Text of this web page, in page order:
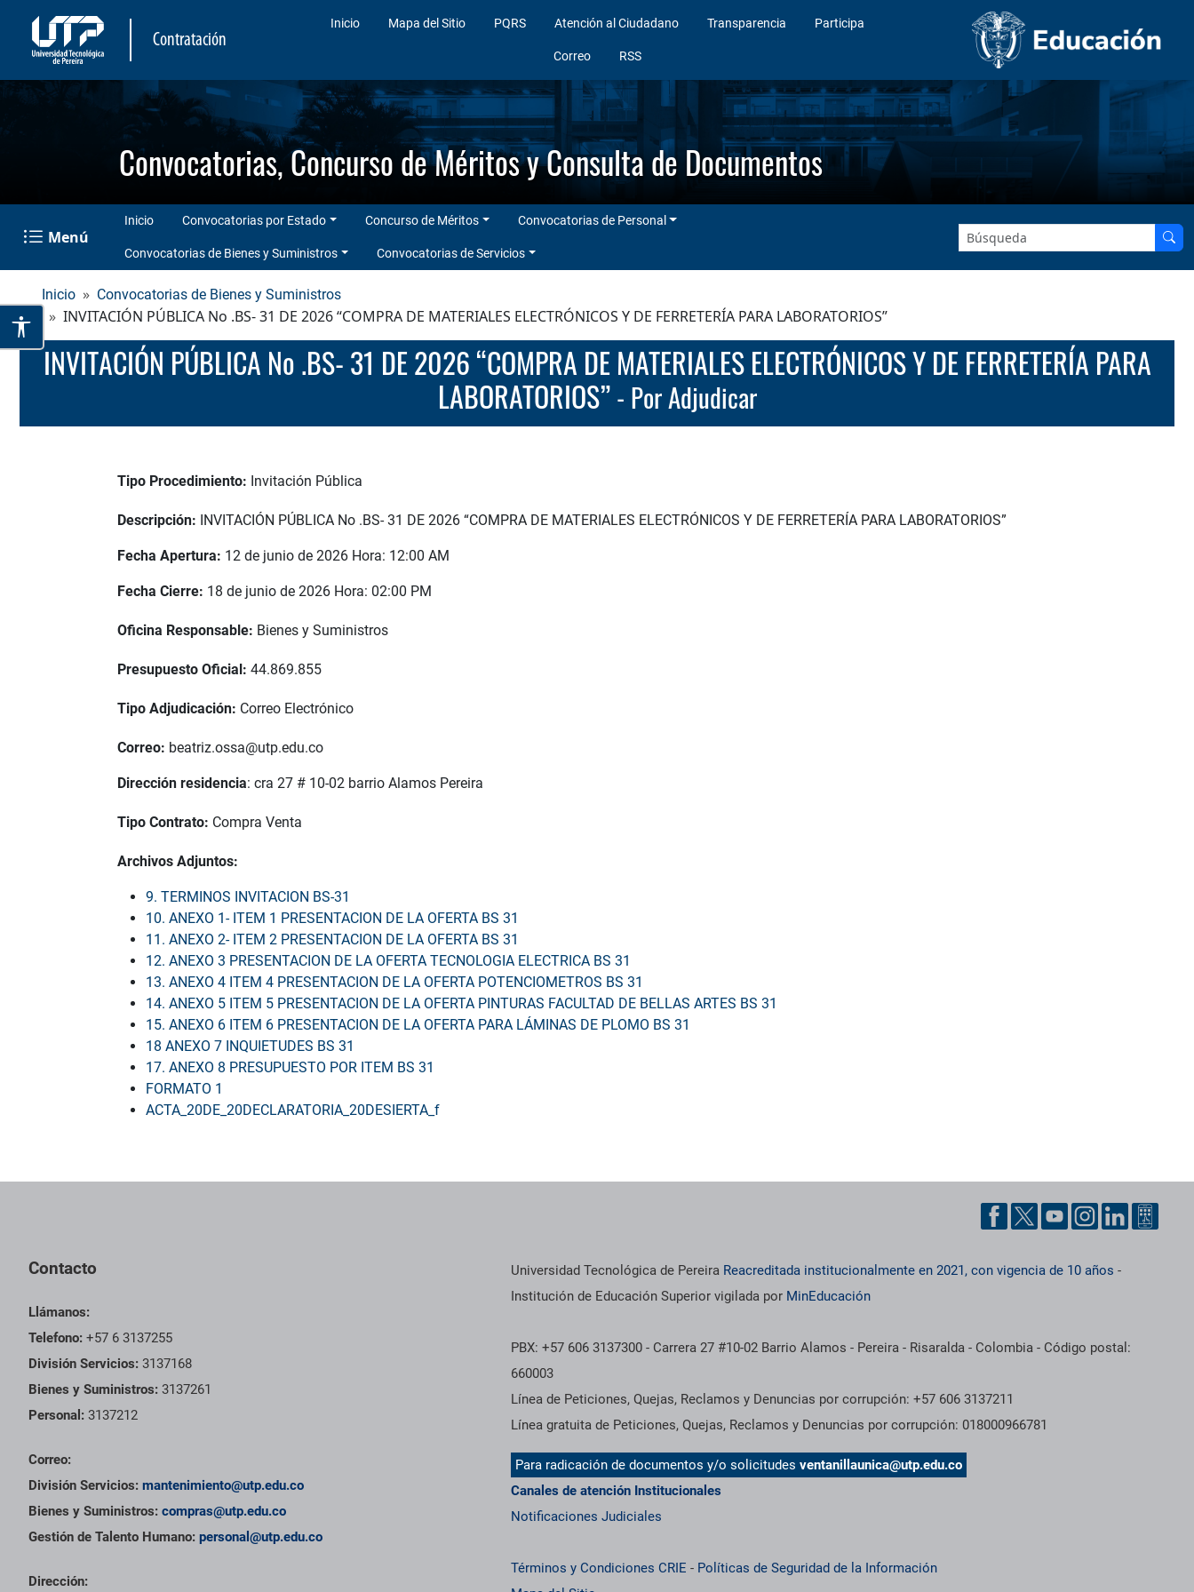
Contratación
Inicio Mapa del Sitio PQRS Atención al Ciudadano Transparencia Participa
Correo RSS
Convocatorias, Concurso de Méritos y Consulta de Documentos
Menú de navegación institucional
Menú
Inicio Convocatorias por Estado Concurso de Méritos Convocatorias de Personal
Convocatorias de Bienes y Suministros Convocatorias de Servicios
Buscar en el sitio:
Inicio Convocatorias de Bienes y Suministros
INVITACIÓN PÚBLICA No .BS- 31 DE 2026 “COMPRA DE MATERIALES ELECTRÓNICOS Y DE FERRETERÍA PARA LABORATORIOS”
INVITACIÓN PÚBLICA No .BS- 31 DE 2026 “COMPRA DE MATERIALES ELECTRÓNICOS Y DE FERRETERÍA PARA
LABORATORIOS”- Por Adjudicar
Tipo Procedimiento: Invitación Pública
Descripción: INVITACIÓN PÚBLICA No .BS- 31 DE 2026 “COMPRA DE MATERIALES ELECTRÓNICOS Y DE FERRETERÍA PARA LABORATORIOS”
Fecha Apertura: 12 de junio de 2026 Hora: 12:00 AM
Fecha Cierre: 18 de junio de 2026 Hora: 02:00 PM
Oficina Responsable: Bienes y Suministros
Presupuesto Oficial: 44.869.855
Tipo Adjudicación: Correo Electrónico
Correo: beatriz.ossa@utp.edu.co
Dirección residencia: cra 27 # 10-02 barrio Alamos Pereira
Tipo Contrato: Compra Venta
Archivos Adjuntos:
9. TERMINOS INVITACION BS-31
10. ANEXO 1- ITEM 1 PRESENTACION DE LA OFERTA BS 31
11. ANEXO 2- ITEM 2 PRESENTACION DE LA OFERTA BS 31
12. ANEXO 3 PRESENTACION DE LA OFERTA TECNOLOGIA ELECTRICA BS 31
13. ANEXO 4 ITEM 4 PRESENTACION DE LA OFERTA POTENCIOMETROS BS 31
14. ANEXO 5 ITEM 5 PRESENTACION DE LA OFERTA PINTURAS FACULTAD DE BELLAS ARTES BS 31
15. ANEXO 6 ITEM 6 PRESENTACION DE LA OFERTA PARA LÁMINAS DE PLOMO BS 31
18 ANEXO 7 INQUIETUDES BS 31
17. ANEXO 8 PRESUPUESTO POR ITEM BS 31
FORMATO 1
ACTA_20DE_20DECLARATORIA_20DESIERTA_f
Contacto
Llámanos:
Telefono: +57 6 3137255
División Servicios: 3137168
Bienes y Suministros: 3137261
Personal: 3137212
Correo:
División Servicios: mantenimiento@utp.edu.co
Bienes y Suministros: compras@utp.edu.co
Gestión de Talento Humano: personal@utp.edu.co
Dirección:
Información institucional
Universidad Tecnológica de Pereira Reacreditada institucionalmente en 2021, con vigencia de 10 años -
Institución de Educación Superior vigilada por MinEducación
PBX: +57 606 3137300 - Carrera 27 #10-02 Barrio Alamos - Pereira - Risaralda - Colombia - Código postal:
660003
Línea de Peticiones, Quejas, Reclamos y Denuncias por corrupción: +57 606 3137211
Línea gratuita de Peticiones, Quejas, Reclamos y Denuncias por corrupción: 018000966781
Para radicación de documentos y/o solicitudesventanillaunica@utp.edu.co
Canales de atención Institucionales
Notificaciones Judiciales
Términos y Condiciones CRIE - Políticas de Seguridad de la Información